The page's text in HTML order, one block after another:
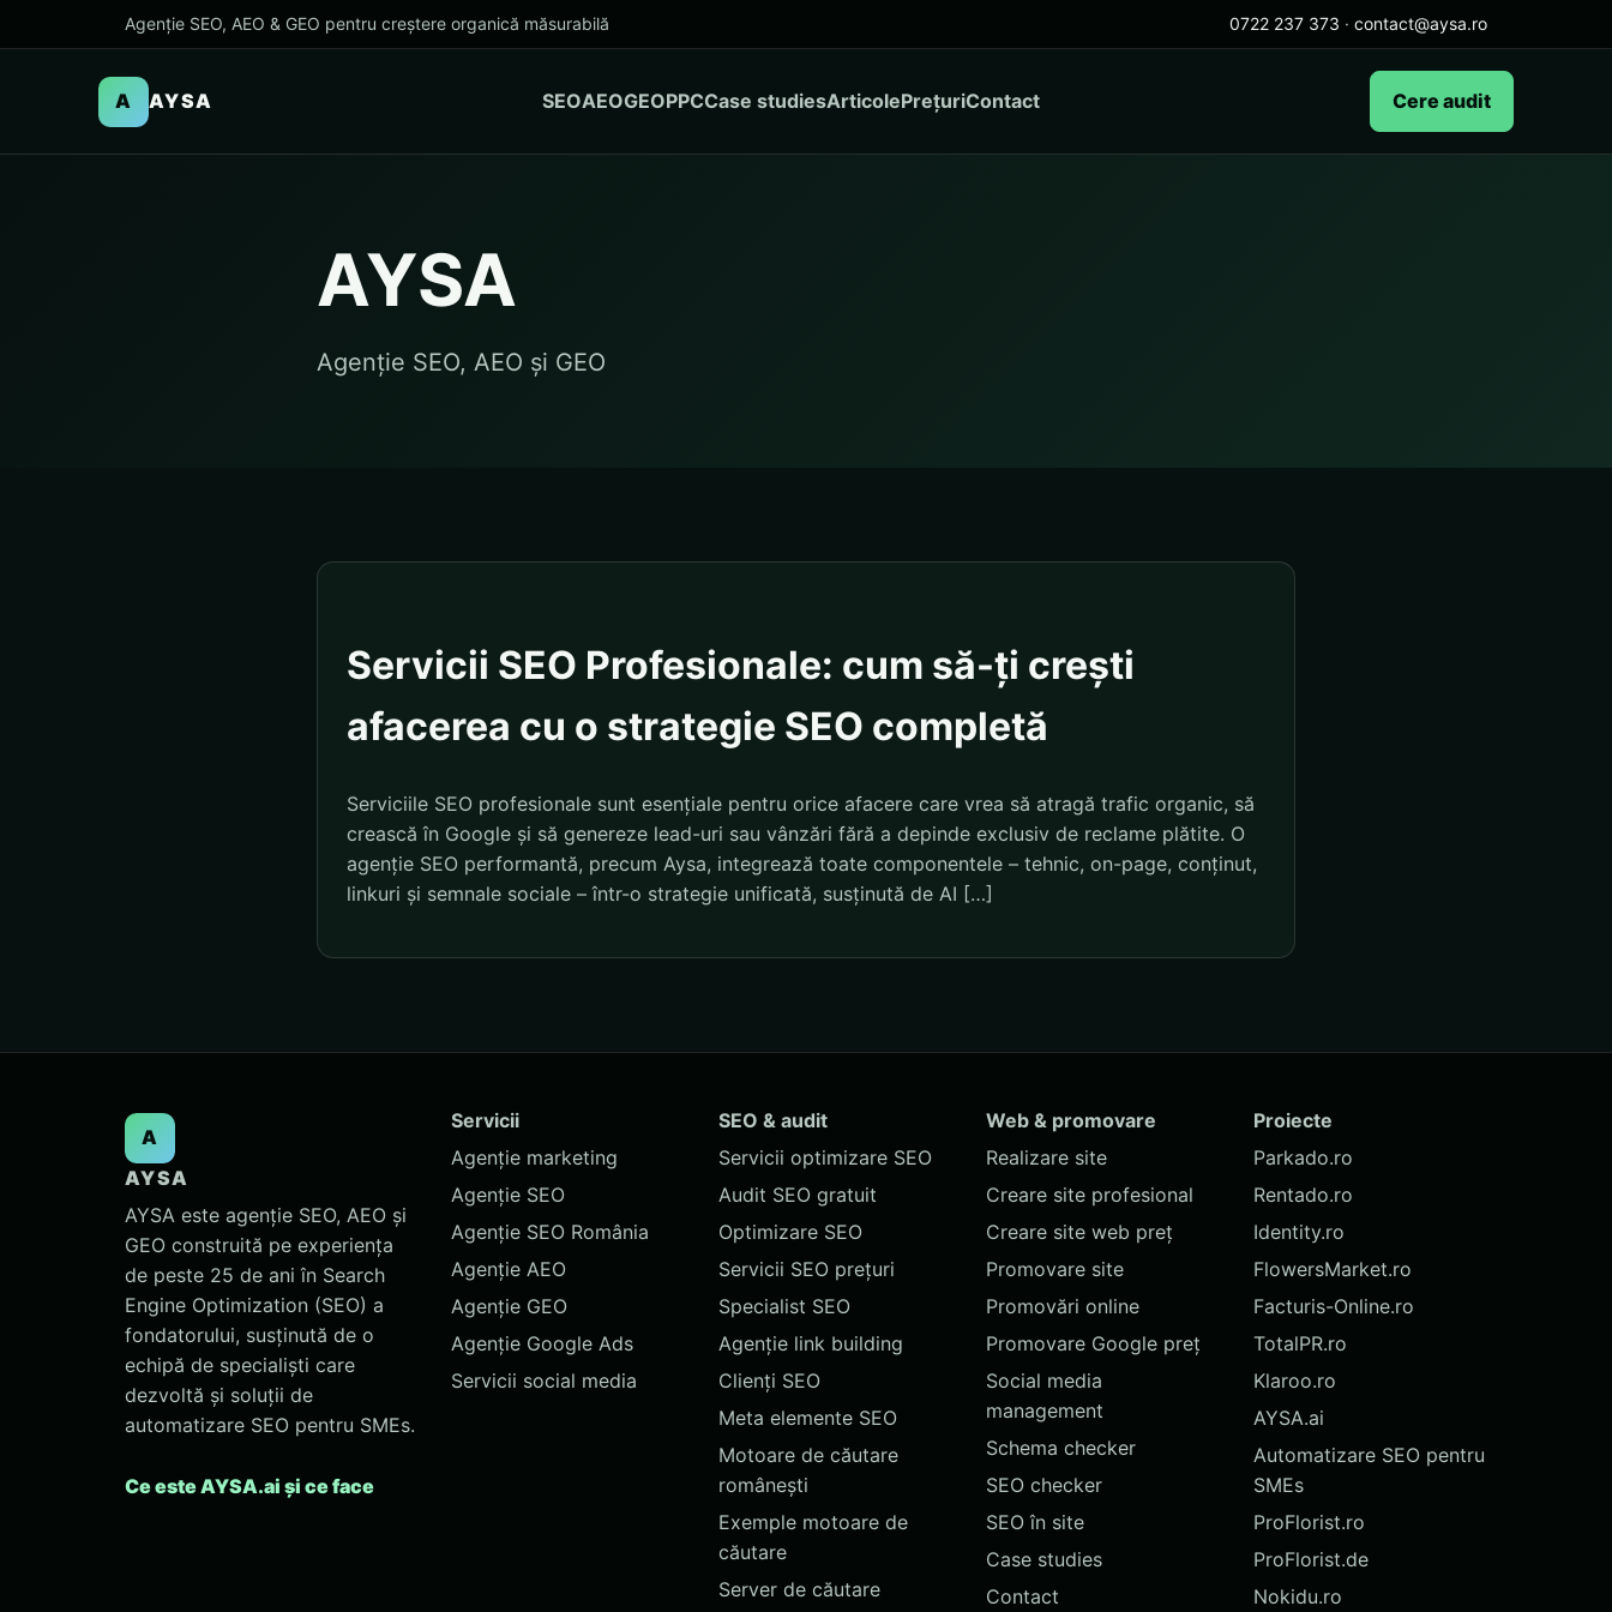
Agenție SEO, AEO & GEO pentru creștere organică măsurabilă 0722 237 373 · contact@aysa.ro
A AYSA SEOAEOGEOPPCCase studiesArticolePrețuriContact Cere audit
AYSA
Agenție SEO, AEO și GEO
Servicii SEO Profesionale: cum să-ți crești
afacerea cu o strategie SEO completă
Serviciile SEO profesionale sunt esențiale pentru orice afacere care vrea să atragă trafic organic, să
crească în Google și să genereze lead-uri sau vânzări fără a depinde exclusiv de reclame plătite. O
agenție SEO performantă, precum Aysa, integrează toate componentele – tehnic, on-page, conținut,
linkuri și semnale sociale – într-o strategie unificată, susținută de AI […]
A
AYSA
AYSA este agenție SEO, AEO și
GEO construită pe experiența
de peste 25 de ani în Search
Engine Optimization (SEO) a
fondatorului, susținută de o
echipă de specialiști care
dezvoltă și soluții de
automatizare SEO pentru SMEs.
Ce este AYSA.ai și ce face
Servicii
Agenție marketing
Agenție SEO
Agenție SEO România
Agenție AEO
Agenție GEO
Agenție Google Ads
Servicii social media
SEO & audit
Servicii optimizare SEO
Audit SEO gratuit
Optimizare SEO
Servicii SEO prețuri
Specialist SEO
Agenție link building
Clienți SEO
Meta elemente SEO
Motoare de căutare
românești
Exemple motoare de
căutare
Server de căutare
Web & promovare
Realizare site
Creare site profesional
Creare site web preț
Promovare site
Promovări online
Promovare Google preț
Social media
management
Schema checker
SEO checker
SEO în site
Case studies
Contact
Proiecte
Parkado.ro
Rentado.ro
Identity.ro
FlowersMarket.ro
Facturis-Online.ro
TotalPR.ro
Klaroo.ro
AYSA.ai
Automatizare SEO pentru
SMEs
ProFlorist.ro
ProFlorist.de
Nokidu.ro